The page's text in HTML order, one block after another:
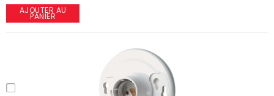
AJOUTER AU
PANIER